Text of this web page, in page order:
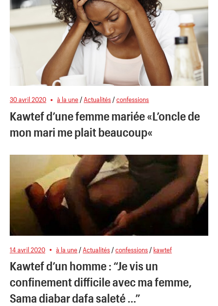
30 avril 2020 à la une /Actualités /confessions
Kawtef d’une femme mariée «L’oncle de
mon mari me plait beaucoup«
14 avril 2020 à la une /Actualités /confessions / kawtef
Kawtef d’un homme : “Je vis un
confinement difficile avec ma femme,
Sama diabar dafa saleté …”